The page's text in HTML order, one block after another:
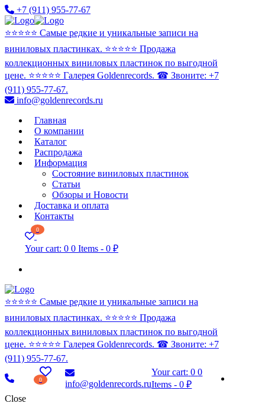
+7 (911) 955-77-67
⭐️⭐️⭐️⭐️⭐️ Самые редкие и уникальные записи на
виниловых пластинках. ⭐️⭐️⭐️⭐️⭐️ Продажа
коллекционных виниловых пластинок по выгодной
цене. ⭐️⭐️⭐️⭐️⭐️ Галерея Goldenrecords. ☎ Звоните: +7
(911) 955-77-67.
info@goldenrecords.ru
Главная
О компании
Каталог
Распродажа
Информация
Состояние виниловых пластинок
Статьи
Обзоры и Новости
Доставка и оплата
Контакты
0
Your cart: 0 0 Items - 0 ₽
⭐️⭐️⭐️⭐️⭐️ Самые редкие и уникальные записи на
виниловых пластинках. ⭐️⭐️⭐️⭐️⭐️ Продажа
коллекционных виниловых пластинок по выгодной
цене. ⭐️⭐️⭐️⭐️⭐️ Галерея Goldenrecords. ☎ Звоните: +7
(911) 955-77-67.
0 info@goldenrecords.ru
Your cart: 00
Items -0 ₽
Close